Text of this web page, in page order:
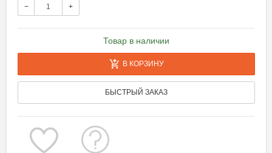
− +
Товар в наличии
В КОРЗИНУ
БЫСТРЫЙ ЗАКАЗ